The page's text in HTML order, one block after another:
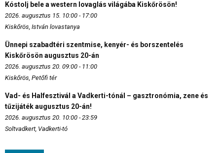
Kóstolj bele a western lovaglás világába Kiskőrösön!
2026. augusztus 15. 10:00 - 17:00
Kiskőrös, István lovastanya
Ünnepi szabadtéri szentmise, kenyér- és borszentelés
Kiskőrösön augusztus 20-án
2026. augusztus 20. 09:00 - 11:00
Kiskőrös, Petőfi tér
Vad- és Halfesztivál a Vadkerti-tónál – gasztronómia, zene és
tűzijáték augusztus 20-án!
2026. augusztus 20. 10:00 - 23:59
Soltvadkert, Vadkerti-tó